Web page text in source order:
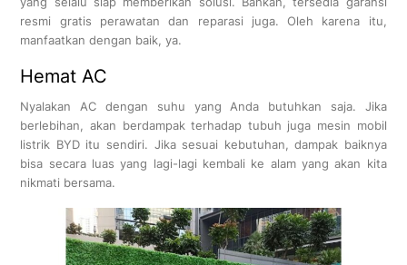
resmi gratis perawatan dan reparasi juga. Oleh karena itu,
manfaatkan dengan baik, ya.
Hemat AC
Nyalakan AC dengan suhu yang Anda butuhkan saja. Jika
berlebihan, akan berdampak terhadap tubuh juga mesin mobil
listrik BYD itu sendiri. Jika sesuai kebutuhan, dampak baiknya
bisa secara luas yang lagi-lagi kembali ke alam yang akan kita
nikmati bersama.